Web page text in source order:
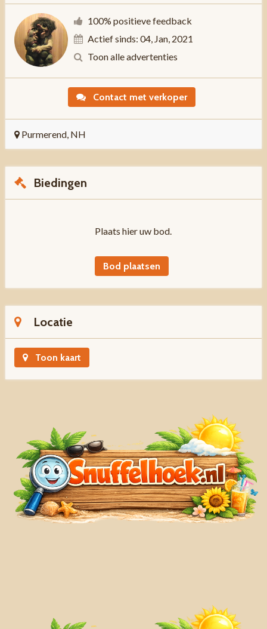
100% positieve feedback
Actief sinds: 04, Jan, 2021
Toon alle advertenties
Contact met verkoper
Purmerend, NH
Biedingen
Plaats hier uw bod.
Bod plaatsen
Locatie
Toon kaart